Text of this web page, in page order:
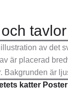
tavlor
katter Poster